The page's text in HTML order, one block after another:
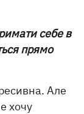
себе в
прямо
Але
хочу